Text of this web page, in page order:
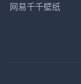
网易千千壁纸